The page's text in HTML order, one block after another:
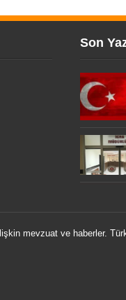
Son
mevzuat ve haberler.